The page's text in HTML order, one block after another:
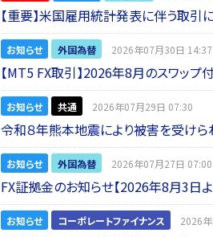
【重要】米国雇用統計発表に伴う取引
お知らせ 外国為替 2026年07月30日 14:37
【MT5 FX取引】2026年8月のスワッ
お知らせ 共通 2026年07月29日 07:30
令和８年熊本地震により被害を受けら
お知らせ 外国為替 2026年07月27日 07:00
FX証拠金のお知らせ【2026年8月3日よ
お知らせ コーポレートファイナンス 2026